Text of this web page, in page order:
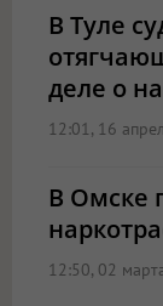
В Туле
деле о
12:01, 16
В Омске
12:50, 02